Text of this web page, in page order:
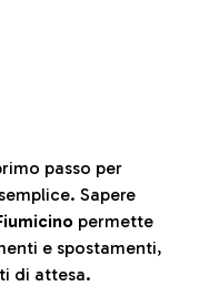
passo per
Sapere
permette
e spostamenti,
di attesa.